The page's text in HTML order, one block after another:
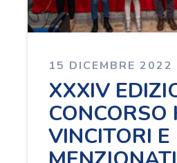
15 DICEMBRE 2022
XXXIV
CONCORSO
VINCITORI E